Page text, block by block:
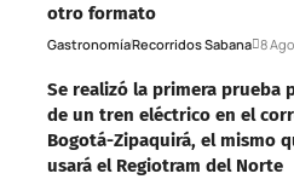
otro formato
GastronomíaRecorridos Sabana 8
Se realizó la primera prueba
de un tren eléctrico en el
Bogotá-Zipaquirá, el mismo
usará el Regiotram del Norte